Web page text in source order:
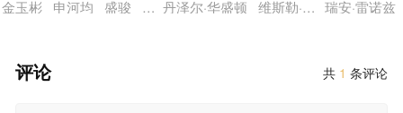
金玉彬 申河均 盛骏 金瑞亨 曹恩智 朴哲民 郑海钧
丹泽尔·华盛顿 维斯勒·夏农 黛博拉·
瑞安·雷诺
共 1 条评论
评论